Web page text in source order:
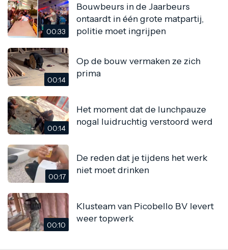
00:33
Bouwbeurs in de Jaarbeurs
ontaardt in één grote matpartij,
politie moet ingrijpen
00:14
Op de bouw vermaken ze zich
prima
00:14
Het moment dat de lunchpauze
nogal luidruchtig verstoord werd
00:17
De reden dat je tijdens het werk
niet moet drinken
00:10
Klusteam van Picobello BV levert
weer topwerk